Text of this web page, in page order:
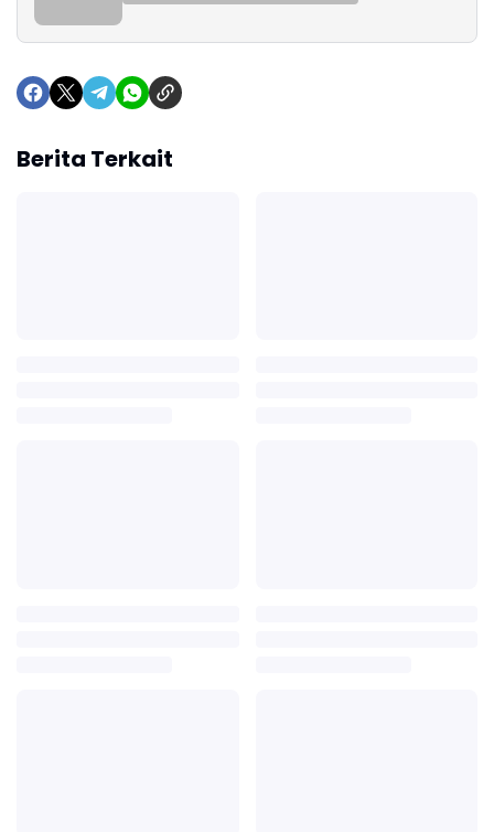
Berita Terkait